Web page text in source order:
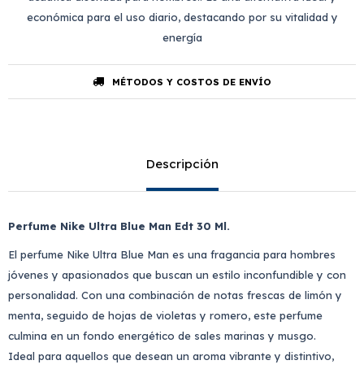
económica para el uso diario, destacando por su vitalidad y
energía
MÉTODOS Y COSTOS DE ENVÍO
Descripción
Perfume Nike Ultra Blue Man Edt 30 Ml.
El perfume Nike Ultra Blue Man es una fragancia para hombres
jóvenes y apasionados que buscan un estilo inconfundible y con
personalidad. Con una combinación de notas frescas de limón y
menta, seguido de hojas de violetas y romero, este perfume
culmina en un fondo energético de sales marinas y musgo.
Ideal para aquellos que desean un aroma vibrante y distintivo,